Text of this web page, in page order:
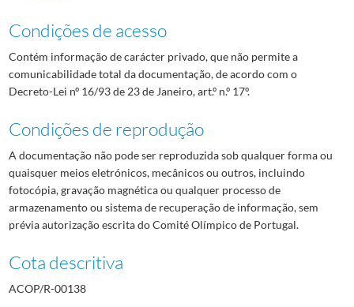
Condições de acesso
Contém informação de carácter privado, que não permite a
comunicabilidade total da documentação, de acordo com o
Decreto-Lei nº 16/93 de 23 de Janeiro, art.º n.º 17º.
Condições de reprodução
A documentação não pode ser reproduzida sob qualquer forma ou
quaisquer meios eletrónicos, mecânicos ou outros, incluindo
fotocópia, gravação magnética ou qualquer processo de
armazenamento ou sistema de recuperação de informação, sem
prévia autorização escrita do Comité Olímpico de Portugal.
Cota descritiva
ACOP/R-00138